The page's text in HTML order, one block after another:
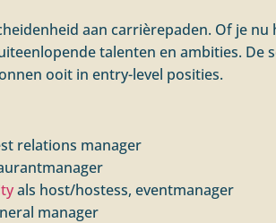
aan carrièrepaden. Of je
talenten en ambities. De
ooit in entry-level posities.
relations manager
als host/hostess, eventmanager
manager